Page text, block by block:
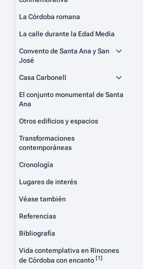
La Córdoba romana
La calle durante la Edad Media
Convento de Santa Ana y San
José
Casa Carbonell
El conjunto monumental de Santa
Ana
Otros edificios y espacios
Transformaciones
contemporáneas
Cronología
Lugares de interés
Véase también
Referencias
Bibliografía
Vida contemplativa en Rincones
de Córdoba con encanto [1]